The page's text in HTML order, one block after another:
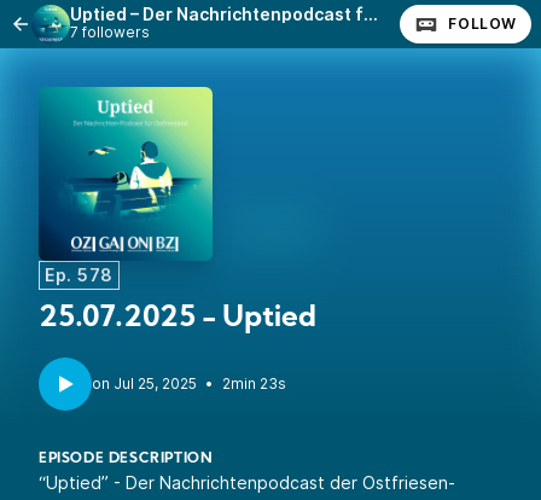
Uptied – Der Nachrichtenpodcast für Ostfriesland
7 followers FOLLOW
Ep. 578
25.07.2025 - Uptied
• 2min 23s
EPISODE DESCRIPTION
“Uptied” - Der Nachrichtenpodcast der Ostfriesen-